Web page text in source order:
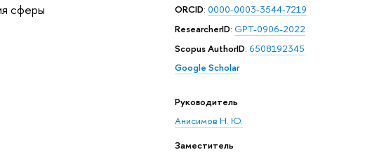
ORCID: 0000-0003-3544-7219
ResearcherID: GPT-0906-2022
Scopus AuthorID: 6508192345
Google Scholar
Руководитель
Анисимов Н. Ю.
Заместитель
сферы